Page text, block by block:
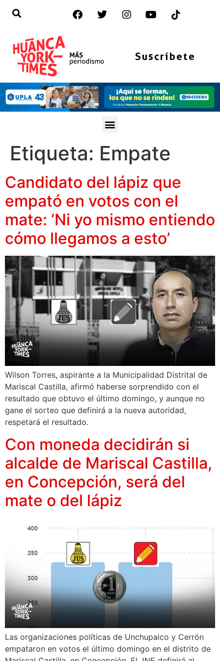
Suscríbete
Etiqueta: Empate
Candidato del lápiz que
empató en votos con el
mate: ‘Ni yo mismo entiendo
cómo llegamos a esto’
Wilson Torres, aspirante a la Municipalidad Distrital de
Mariscal Castilla, afirmó haberse sorprendido con el
resultado que obtuvo el último domingo, y aunque no
gane el sorteo que definirá a la nueva autoridad,
respetará el resultado.
Con moneda decidirán si
alcalde de Mariscal Castilla,
en Concepción, será del
mate o del lápiz
Las organizaciones políticas de Unchupaico y Cerrón
empataron en votos el último domingo en el distrito de